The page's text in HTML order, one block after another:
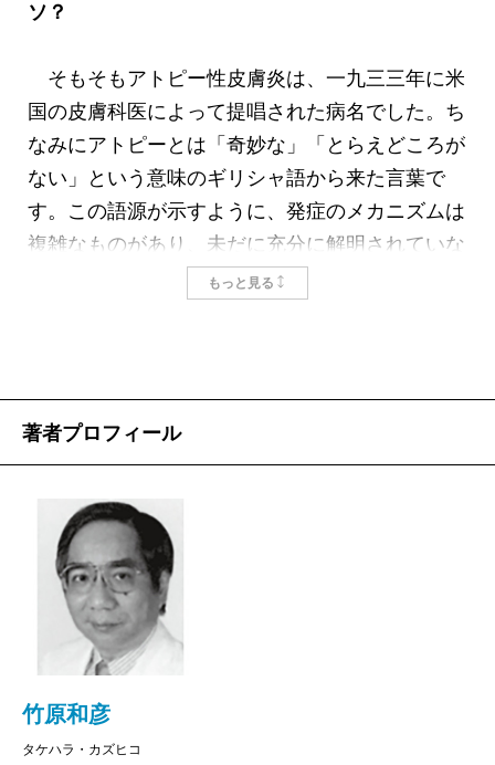
ソ？
そもそもアトピー性皮膚炎は、一九三三年に米
国の皮膚科医によって提唱された病名でした。ち
なみにアトピーとは「奇妙な」「とらえどころが
ない」という意味のギリシャ語から来た言葉で
す。この語源が示すように、発症のメカニズムは
複雑なものがあり、未だに充分に解明されていな
いのが実情です。よくアトピーというと、イコー
す。しかしアレルギーが因となり直接引き起こす
道では気管支喘息、眼や鼻では花粉症なのです。
アレルギーと結びつけられるようになったの
は、二つの関係性が解明される前にIgＥ抗体測定
が保険適応となり、広く診療の場で測定されるよ
うになったことが原因にありました。元来は一つ
の参考事項にすぎなかったIgＥ抗体が、実際に測
定して陽性反応が出ると、医師も短絡的にそれが
原因と考えるようになっていってしまったので
もっと見る
著者プロフィール
竹原和彦
タケハラ・カズヒコ